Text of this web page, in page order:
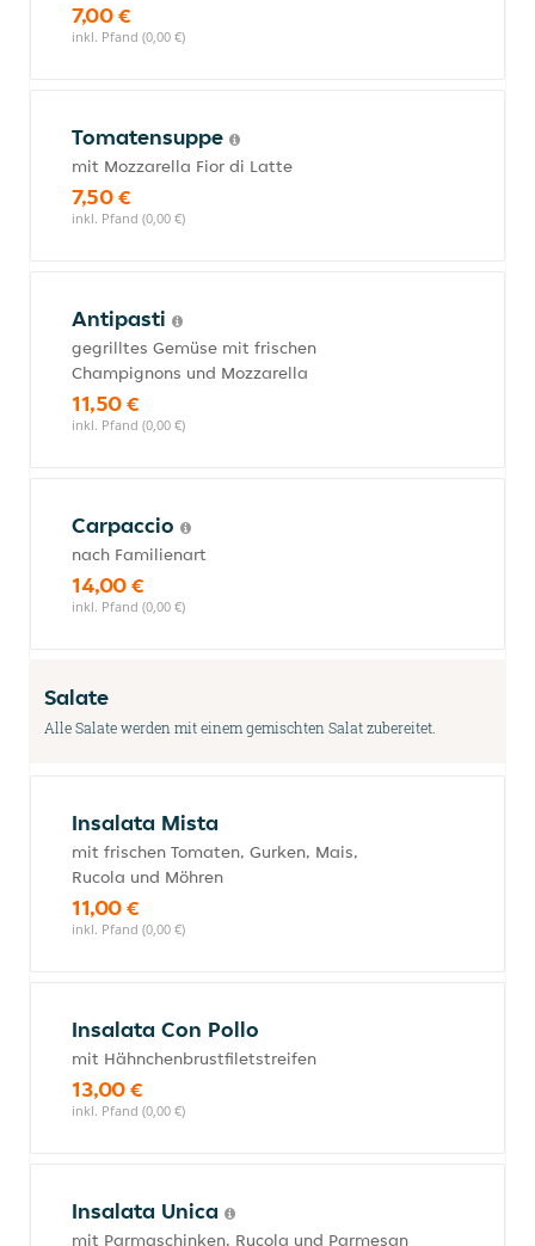
7,00 €
inkl. Pfand (0,00 €)
Tomatensuppe
mit Mozzarella Fior di Latte
7,50 €
inkl. Pfand (0,00 €)
Antipasti
gegrilltes Gemüse mit frischen
Champignons und Mozzarella
11,50 €
inkl. Pfand (0,00 €)
Carpaccio
nach Familienart
14,00 €
inkl. Pfand (0,00 €)
Salate
Alle Salate werden mit einem gemischten Salat zubereitet.
Insalata Mista
mit frischen Tomaten, Gurken, Mais,
Rucola und Möhren
11,00 €
inkl. Pfand (0,00 €)
Insalata Con Pollo
mit Hähnchenbrustfiletstreifen
13,00 €
inkl. Pfand (0,00 €)
Insalata Unica
mit Parmaschinken, Rucola und Parmesan